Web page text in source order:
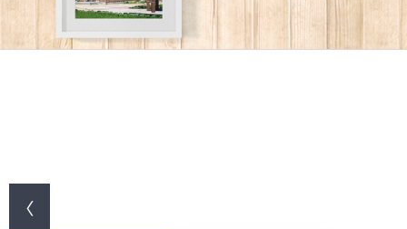
ГОСТИНИЦЫ И ОТЕЛИ
ЭКСКУРСИИ
СОБЫТИЯ
КАРТА